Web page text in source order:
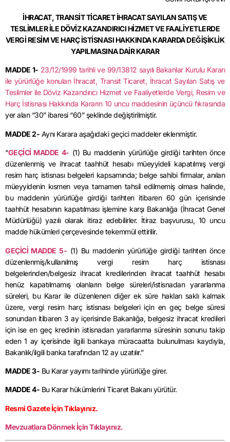
İHRACAT, TRANSİT TİCARET İHRACAT SAYILAN SATIŞ VE
TESLİMLER İLE DÖVİZ KAZANDIRICI HİZMET VE FAALİYETLERDE
VERGİ RESİM VE HARÇ İSTİSNASI HAKKINDA KARARDA DEĞİŞİKLİK
YAPILMASINA DAİR KARAR
MADDE 1- 23/12/1999 tarihli ve 99/13812 sayılı Bakanlar Kurulu Kararı
ile yürürlüğe konulan İhracat, Transit Ticaret, İhracat Sayılan Satış ve
Teslimler ile Döviz Kazandırıcı Hizmet ve Faaliyetlerde Vergi, Resim ve
Harç İstisnası Hakkında Kararın 10 uncu maddesinin üçüncü fıkrasında
yer alan “30” ibaresi “60” şeklinde değiştirilmiştir.
MADDE 2- Aynı Karara aşağıdaki geçici maddeler eklenmiştir.
“GEÇİCİ MADDE 4- (1) Bu maddenin yürürlüğe girdiği tarihten önce
düzenlenmiş ve ihracat taahhüt hesabı müeyyideli kapatılmış vergi
resim harç istisnası belgeleri kapsamında; belge sahibi firmalar, anılan
müeyyidenin kısmen veya tamamen tahsil edilmemiş olması halinde,
bu maddenin yürürlüğe girdiği tarihten itibaren 60 gün içerisinde
taahhüt hesabının kapatılması işlemine karşı Bakanlığa (İhracat Genel
Müdürlüğü) yazılı olarak itiraz edebilirler. İtiraz başvurusu, 10 uncu
madde hükümleri çerçevesinde tekemmül ettirilir.
GEÇİCİ MADDE 5- (1) Bu maddenin yürürlüğe girdiği tarihten önce
düzenlenmiş/kullanılmış vergi resim harç istisnası
belgelerinden/belgesiz ihracat kredilerinden ihracat taahhüt hesabı
henüz kapatılmamış olanların belge süreleri/istisnadan yararlanma
süreleri, bu Karar ile düzenlenen diğer ek süre hakları saklı kalmak
üzere, vergi resim harç istisnası belgeleri için en geç belge süresi
sonundan itibaren 3 ay içerisinde Bakanlığa, belgesiz ihracat kredileri
için ise en geç kredinin istisnadan yararlanma süresinin sonunu takip
eden 1 ay içerisinde ilgili bankaya müracaatta bulunulması kaydıyla,
Bakanlık/ilgili banka tarafından 12 ay uzatılır.”
MADDE 3- Bu Karar yayımı tarihinde yürürlüğe girer.
MADDE 4- Bu Karar hükümlerini Ticaret Bakanı yürütür.
Resmi Gazete İçinTıklayınız.
Mevzuatlara Dönmek İçin Tıklayınız.